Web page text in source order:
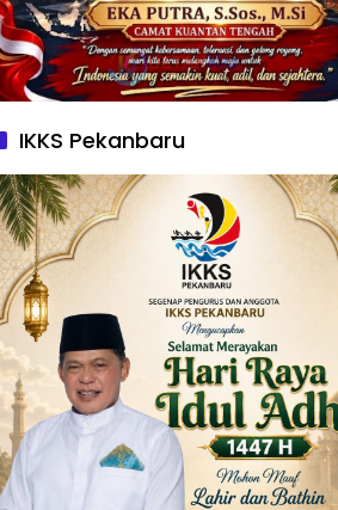
IKKS Pekanbaru